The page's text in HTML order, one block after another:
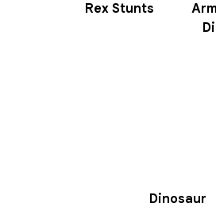
Rex Stunts
Dinosaur